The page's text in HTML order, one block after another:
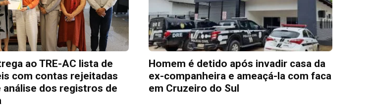
ao TRE-AC lista de
com contas rejeitadas
análise dos registros de
Homem é detido após invadir casa da
ex-companheira e ameaçá-la com faca
em Cruzeiro do Sul